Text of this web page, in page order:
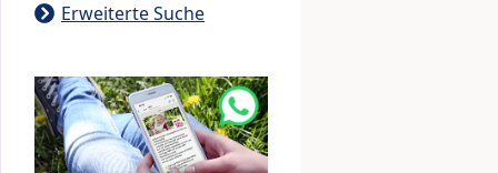
Erweiterte Suche